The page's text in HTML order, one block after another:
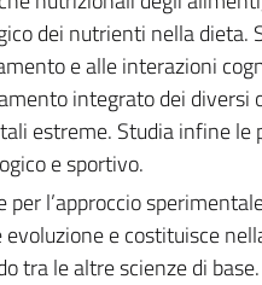
dei nutrienti nella dieta.
e alle interazioni
integrato dei diversi
estreme. Studia infine le
e sportivo.
per l’approccio
e costituisce
tra le altre scienze di base.